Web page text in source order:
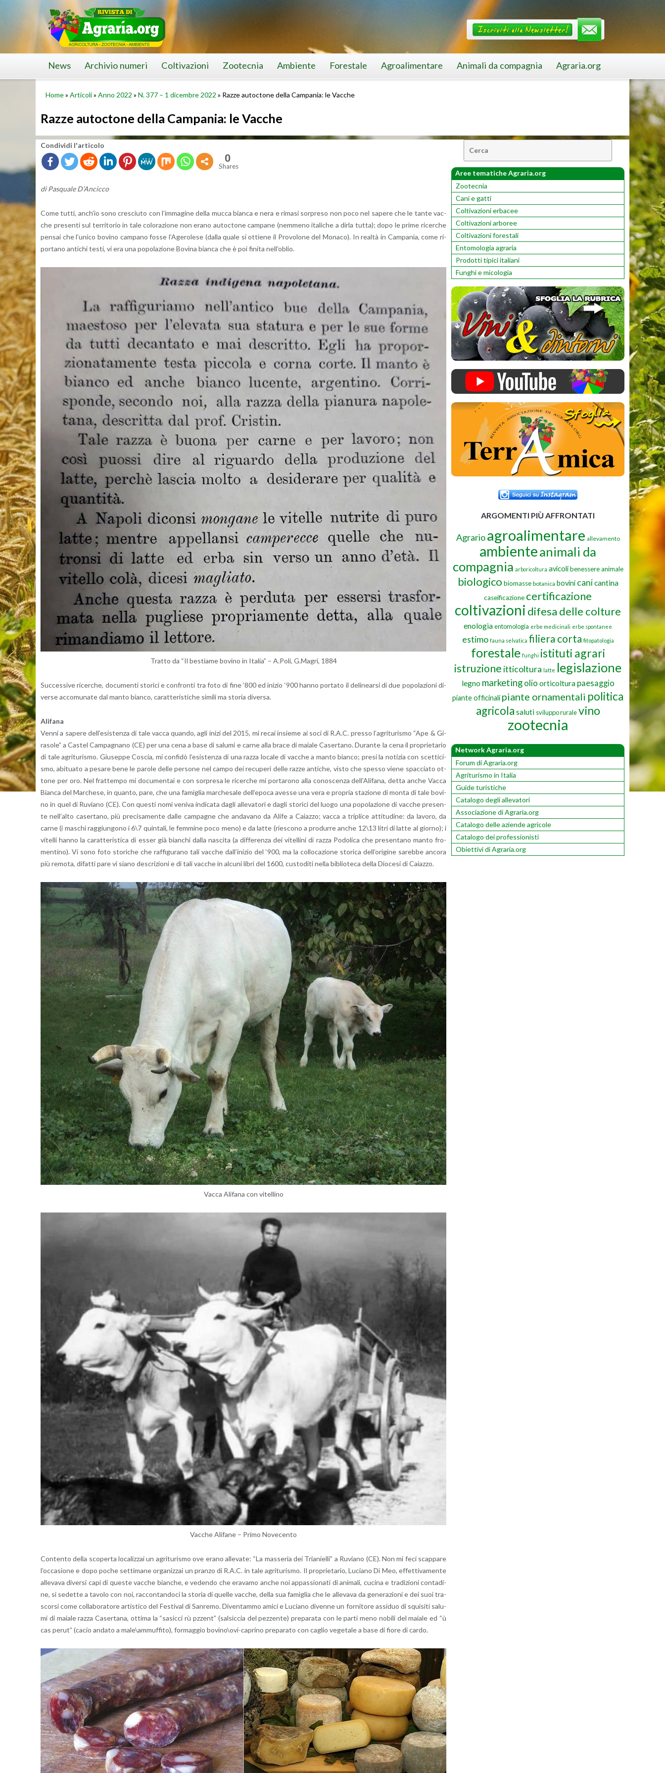
News Archivio numeri Coltivazioni Zootecnia Ambiente Forestale Agroalimentare Animali da compagnia Agraria.org
Home» Articoli» Anno 2022 » N. 377 – 1 dicembre 2022 » Razze autoctone della Campania: le Vacche
Razze autoctone della Campania: le Vacche
Con­di­vi­di l'ar­ti­co­lo
0
Shares
di Pa­squa­le D’An­cic­co
Come tutti, an­ch’io sono cre­sciu­to con l’im­ma­gi­ne della mucca bian­ca e nera e ri­ma­si sor­pre­so non poco nel sa­pe­re che le tante vac­
che pre­sen­ti sul ter­ri­to­rio in tale co­lo­ra­zio­ne non erano au­toc­to­ne cam­pa­ne (nem­me­no ita­li­che a dirla tutta); dopo le prime ri­cer­che
pen­sai che l’u­ni­co bo­vi­no cam­pa­no fosse l’A­ge­ro­le­se (dalla quale si ot­tie­ne il Pro­vo­lo­ne del Mo­na­co). In real­tà in Cam­pa­nia, come ri­
por­ta­no an­ti­chi testi, vi era una po­po­la­zio­ne Bo­vi­na bian­ca che è poi fi­ni­ta nel­l’o­blio.
Trat­to da “Il be­stia­me bo­vi­no in Ita­lia” – A.​Poli, G.​Magri, 1884
Suc­ces­si­ve ri­cer­che, do­cu­men­ti sto­ri­ci e con­fron­ti tra foto di fine ‘800 ed ini­zio ‘900 hanno por­ta­to il de­li­near­si di due po­po­la­zio­ni di­
ver­se ac­co­mu­na­te dal manto bian­co, ca­rat­te­ri­sti­che si­mi­li ma sto­ria di­ver­sa.
Ali­fa­na
Venni a sa­pe­re del­l’e­si­sten­za di tale vacca quan­do, agli inizi del 2015, mi recai in­sie­me ai soci di R.A.C. pres­so l’a­gri­tu­ri­smo “Ape & Gi­
ra­so­le” a Ca­stel Cam­pa­gna­no (CE) per una cena a base di sa­lu­mi e carne alla brace di ma­ia­le Ca­ser­ta­no. Du­ran­te la cena il pro­prie­ta­rio
di tale agri­tu­ri­smo. Giu­sep­pe Co­scia, mi con­fi­dò l’e­si­sten­za di una razza lo­ca­le di vac­che a manto bian­co; presi la no­ti­zia con scet­ti­ci­
smo, abi­tua­to a pe­sa­re bene le pa­ro­le delle per­so­ne nel campo dei re­cu­pe­ri delle razze an­ti­che, visto che spes­so viene spac­cia­to ot­
to­ne per oro. Nel frat­tem­po mi do­cu­men­tai e con sor­pre­sa le ri­cer­che mi por­ta­ro­no alla co­no­scen­za del­l’A­li­fa­na, detta anche Vacca
Bian­ca del Mar­che­se, in quan­to, pare, che una fa­mi­glia mar­che­sa­le del­l’e­po­ca aves­se una vera e pro­pria sta­zio­ne di monta di tale bo­vi­
no in quel di Ru­via­no (CE). Con que­sti nomi ve­ni­va in­di­ca­ta dagli al­le­va­to­ri e dagli sto­ri­ci del luogo una po­po­la­zio­ne di vac­che pre­sen­
te nel­l’al­to ca­ser­ta­no, più pre­ci­sa­men­te dalle cam­pa­gne che an­da­va­no da Alife a Ca­iaz­zo; vacca a tri­pli­ce at­ti­tu­di­ne: da la­vo­ro, da
carne (i ma­schi rag­giun­go­no i 6\7 quin­ta­li, le fem­mi­ne poco meno) e da latte (rie­sco­no a pro­dur­re anche 12\13 litri di latte al gior­no); i
vi­tel­li hanno la ca­rat­te­ri­sti­ca di esser già bian­chi dalla na­sci­ta (a dif­fe­ren­za dei vi­tel­li­ni di razza Po­do­li­ca che pre­sen­ta­no manto fro­
men­ti­no). Vi sono foto sto­ri­che che raf­fi­gu­ra­no tali vac­che dal­l’i­ni­zio del ‘900, ma la col­lo­ca­zio­ne sto­ri­ca del­l’o­ri­gi­ne sa­reb­be an­co­ra
più re­mo­ta, di­fat­ti pare vi siano de­scri­zio­ni e di tali vac­che in al­cu­ni libri del 1600, cu­sto­di­ti nella bi­blio­te­ca della Dio­ce­si di Ca­iaz­zo.
Vacca Ali­fa­na con vi­tel­li­no
Vac­che Ali­fa­ne – Primo No­ve­cen­to
Con­ten­to della sco­per­ta lo­ca­liz­zai un agri­tu­ri­smo ove erano al­le­va­te: “La mas­se­ria dei Tria­niel­li” a Ru­via­no (CE). Non mi feci scap­pa­re
l’oc­ca­sio­ne e dopo poche set­ti­ma­ne or­ga­niz­zai un pran­zo di R.A.C. in tale agri­tu­ri­smo. Il pro­prie­ta­rio, Lu­cia­no Di Meo, ef­fet­ti­va­men­te
al­le­va­va di­ver­si capi di que­ste vac­che bian­che, e ve­den­do che era­va­mo anche noi ap­pas­sio­na­ti di ani­ma­li, cu­ci­na e tra­di­zio­ni con­ta­di­
ne, si se­det­te a ta­vo­lo con noi, rac­con­tan­do­ci la sto­ria di quel­le vac­che, della sua fa­mi­glia che le al­le­va­va da ge­ne­ra­zio­ni e dei suoi tra­
scor­si come col­la­bo­ra­to­re ar­ti­sti­co del Fe­sti­val di San­re­mo. Di­ven­tam­mo amici e Lu­cia­no di­ven­ne un for­ni­to­re as­si­duo di squi­si­ti sa­lu­
mi di ma­ia­le razza Ca­ser­ta­na, ot­ti­ma la “sa­sic­ci rù pz­zent” (sal­sic­cia del pez­zen­te) pre­pa­ra­ta con le parti meno no­bi­li del ma­ia­le ed “ù
cas perut” (cacio an­da­to a male\am­muf­fi­to), for­mag­gio bo­vi­no\ovi-ca­pri­no pre­pa­ra­to con ca­glio ve­ge­ta­le a base di fiore di cardo.
Aree tematiche Agraria.org
Zootecnia
Cani e gatti
Coltivazioni erbacee
Coltivazioni arboree
Coltivazioni forestali
Entomologia agraria
Prodotti tipici italiani
Funghi e micologia
ARGOMENTI PIÙ AFFRONTATI
Agrario agroalimentare allevamento
ambienteanimali da
compagnia arboricoltura avicoli benessere animale
biologico biomasse botanica bovini canicantina
caseificazione certificazione
coltivazioni difesa delle colture
enologiaentomologia erbe medicinali erbe spontanee
estimo fauna selvatica filiera corta fitopatologia
forestale funghi istituti agrari
istruzione itticoltura latte legislazione
legno marketing olio orticoltura paesaggio
piante officinali piante ornamentali politica
agricola saluti sviluppo rurale vino
zootecnia
Network Agraria.org
Forum di Agraria.org
Agriturismo in Italia
Guide turistiche
Catalogo degli allevatori
Associazione di Agraria.org
Catalogo delle aziende agricole
Catalogo dei professionisti
Obiettivi di Agraria.org